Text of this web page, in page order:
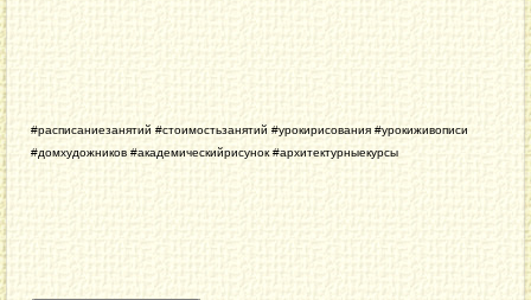
#расписаниезанятий #стоимостьзанятий #урокирисования #урокиживописи
#домхудожников #академическийрисунок #архитектурныекурсы